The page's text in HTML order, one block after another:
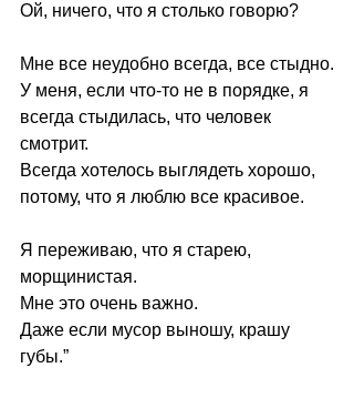
Ой, ничего, что я столько говорю?
Мне все неудобно всегда, все стыдно.
У меня, если что-то не в порядке, я
всегда стыдилась, что человек
смотрит.
Всегда хотелось выглядеть хорошо,
потому, что я люблю все красивое.
Я переживаю, что я старею,
морщинистая.
Мне это очень важно.
Даже если мусор выношу, крашу
губы.”